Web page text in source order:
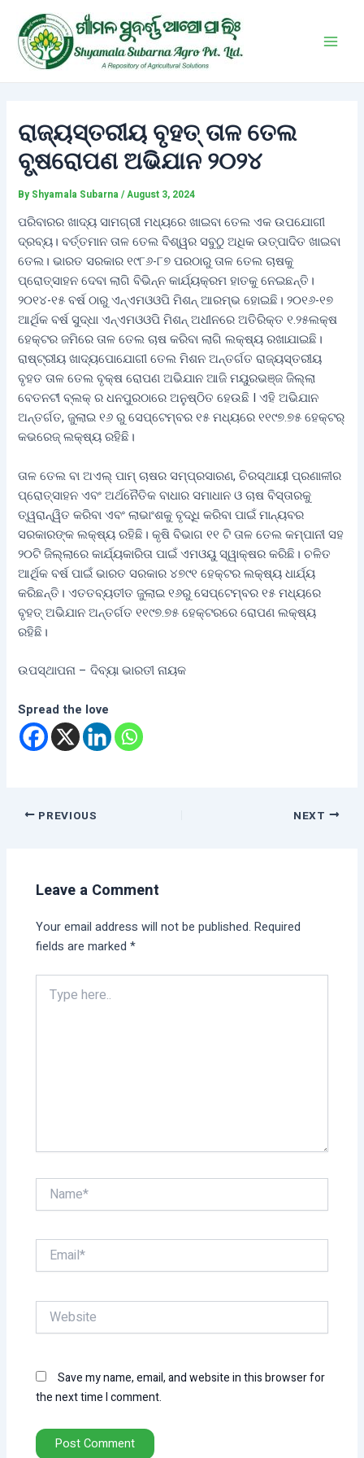
content
ରାଜ୍ୟସ୍ତରୀୟ ବୃହତ୍ ତାଳ ତେଲ
ବୃ୍ଷରୋପଣ ଅଭିଯାନ ୨୦୨୪
By Shyamala Subarna/August 3, 2024
ପରିବାରର ଖାଦ୍ୟ ସାମଗ୍ରୀ ମଧ୍ୟରେ ଖାଇବା ତେଲ ଏକ ଉପଯୋଗୀ
ଦ୍ରବ୍ୟ। ବର୍ତ୍ତମାନ ତାଳ ତେଲ ବିଶ୍ୱର ସବୁଠୁ ଅଧିକ ଉତ୍ପାଦିତ ଖାଇବା
ତେଲ। ଭାରତ ସରକାର ୧୯୮୬-୮୭ ପରଠାରୁ ତାଳ ତେଲ ଚାଷକୁ
ପ୍ରୋତ୍ସାହନ ଦେବା ଲାଗି ବିଭିନ୍ନ କାର୍ଯ୍ୟକ୍ରମ ହାତକୁ ନେଇଛନ୍ତି।
୨୦୧୪-୧୫ ବର୍ଷ ଠାରୁ ଏନ୍ଏମଓଓପି ମିଶନ୍ ଆରମ୍ଭ ହୋଇଛି। ୨୦୧୬-୧୭
ଆର୍ଥିକ ବର୍ଷ ସୁଦ୍ଧା ଏନ୍ଏମଓଓପି ମିଶନ୍ ଅଧୀନରେ ଅତିରିକ୍ତ ୧.୨୫ଲକ୍ଷ
ହେକ୍ଟର ଜମିରେ ତାଳ ତେଲ ଚାଷ କରିବା ଲାଗି ଲକ୍ଷ୍ୟ ରଖାଯାଇଛି।
ରାଷ୍ଟ୍ରୀୟ ଖାଦ୍ୟପୋଯୋଗୀ ତେଲ ମିଶନ ଅନ୍ତର୍ଗତ ରାଜ୍ୟସ୍ତରୀୟ
ବୃହତ ତାଳ ତେଲ ବୃକ୍ଷ ରୋପଣ ଅଭିଯାନ ଆଜି ମୟୁରଭଞ୍ଜ ଜିଲ୍ଲା
ବେତନଟୀ ବ୍ଲକ୍ ର ଧନପୁରଠାରେ ଅନୁଷ୍ଠିତ ହେଉଛି I ଏହି ଅଭିଯାନ
ଅନ୍ତର୍ଗତ, ଜୁଲାଇ ୧୬ ରୁ ସେପ୍ଟେମ୍ବର ୧୫ ମଧ୍ୟରେ ୧୧୯୭.୭୫ ହେକ୍ଟର୍
କଭରେଜ୍ ଲକ୍ଷ୍ୟ ରହିଛି।
ତାଳ ତେଲ ବା ଅଏଲ୍ ପାମ୍ ଚାଷର ସମ୍ପ୍ରସାରଣ, ଚିରସ୍ଥାୟୀ ପ୍ରଣାଳୀର
ପ୍ରୋତ୍ସାହନ ଏବଂ ଅର୍ଥନୈତିକ ବାଧାର ସମାଧାନ ଓ ଚାଷ ବିସ୍ତାରକୁ
ତ୍ୱରାନ୍ୱିତ କରିବା ଏବଂ ଲାଭାଂଶକୁ ବୃଦ୍ଧି କରିବା ପାଇଁ ମାନ୍ୟବର
ସରକାରଙ୍କ ଲକ୍ଷ୍ୟ ରହିଛି। କୃଷି ବିଭାଗ ୧୧ ଟି ତାଳ ତେଲ କମ୍ପାନୀ ସହ
୨୦ଟି ଜିଲ୍ଲାରେ କାର୍ଯ୍ୟକାରିତା ପାଇଁ ଏମଓୟୁ ସ୍ୱାକ୍ଷର କରିଛି। ଚଳିତ
ଆର୍ଥିକ ବର୍ଷ ପାଇଁ ଭାରତ ସରକାର ୪୭୯୧ ହେକ୍ଟର ଲକ୍ଷ୍ୟ ଧାର୍ଯ୍ୟ
କରିଛନ୍ତି। ଏତତବ୍ୟତୀତ ଜୁଲାଇ ୧୬ରୁ ସେପ୍ଟେମ୍ବର ୧୫ ମଧ୍ୟରେ
ବୃହତ୍ ଅଭିଯାନ ଅନ୍ତର୍ଗତ ୧୧୯୭.୭୫ ହେକ୍ଟରରେ ରୋପଣ ଲକ୍ଷ୍ୟ
ରହିଛି।
ଉପସ୍ଥାପନା – ଦିବ୍ୟା ଭାରତୀ ନାୟକ
Spread the love
navigation
PREVIOUS NEXT
Leave a Comment
Your email address will not be published. Required
fields are marked*
here..
Name*
Email*
Website
Save my name, email, and website in this browser for
the next time I comment.